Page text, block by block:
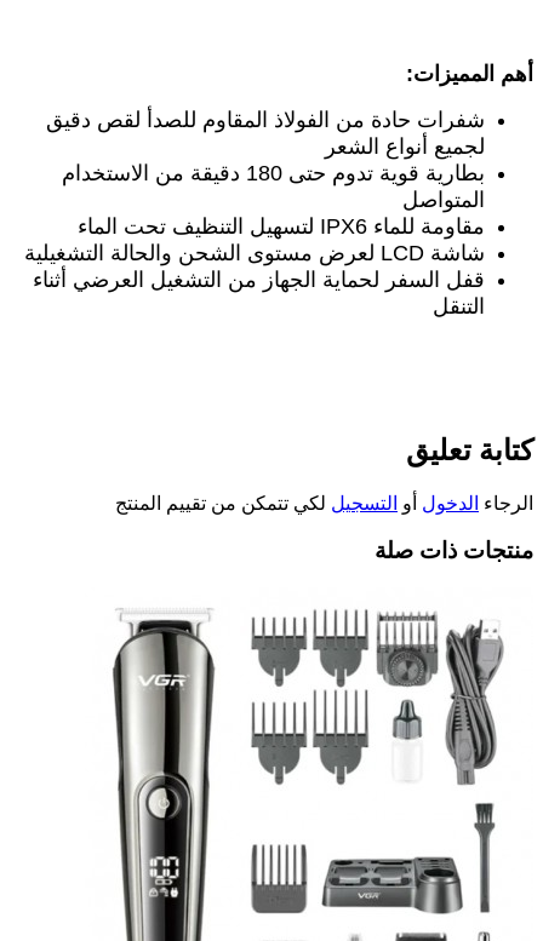
أهم المميزات:
شفرات حادة من الفولاذ المقاوم للصدأ لقص دقيق
لجميع أنواع الشعر
بطارية قوية تدوم حتى 180 دقيقة من الاستخدام
المتواصل
مقاومة للماء IPX6 لتسهيل التنظيف تحت الماء
شاشة LCD لعرض مستوى الشحن والحالة التشغيلية
قفل السفر لحماية الجهاز من التشغيل العرضي أثناء
التنقل
كتابة تعليق
الرجاء الدخول أو التسجيل لكي تتمكن من تقييم المنتج
منتجات ذات صلة